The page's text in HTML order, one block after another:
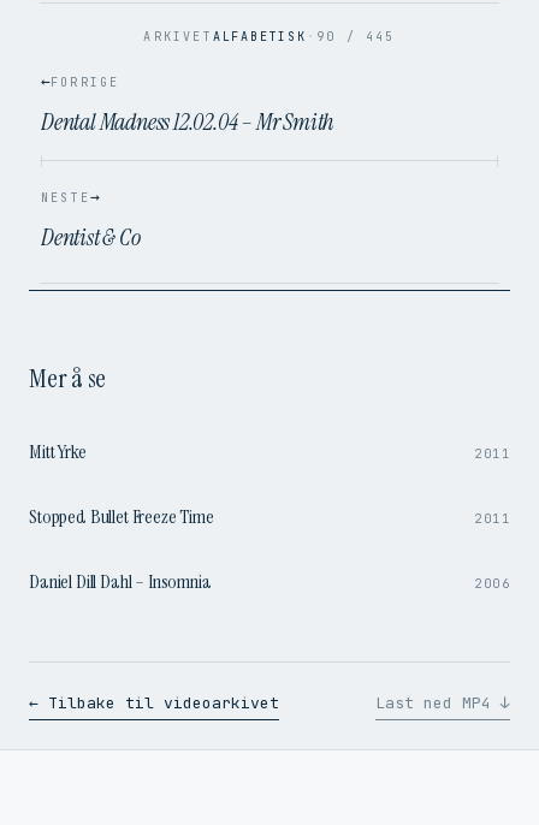
ARKIVET ALFABETISK · 90 / 445
←FORRIGE
Dental Madness 12.02.04 – Mr Smith
NESTE→
Dentist & Co
Mer å se
Mitt Yrke 2011
0:51
Stopped Bullet Freeze Time 2011
4:09
Daniel Dill Dahl – Insomnia 2006
← Tilbake til videoarkivet Last ned MP4 ↓